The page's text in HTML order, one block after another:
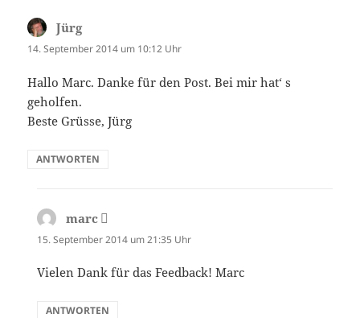
Jürgsagt:
14. September 2014 um 10:12 Uhr
Hallo Marc. Danke für den Post. Bei mir hat‘ s
geholfen.
Beste Grüsse, Jürg
ANTWORTEN
marc sagt:
15. September 2014 um 21:35 Uhr
Vielen Dank für das Feedback! Marc
ANTWORTEN